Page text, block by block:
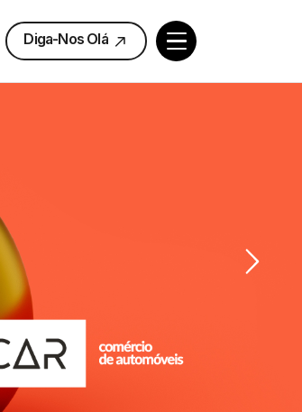
Diga-Nos Olá
Diga-Nos Olá